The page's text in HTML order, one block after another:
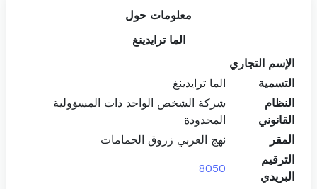
معلومات حول
الما ترايدينغ
الإسم التجاري
التسمية
الما ترايدينغ
النظام
القانوني
شركة الشخص الواحد ذات المسؤولية
المحدودة
المقر
نهج العربي زروق الحمامات
الترقيم
البريدي
8050